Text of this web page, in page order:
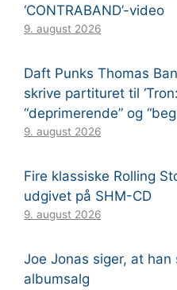
‘CONTRABAND’-video
9. august 2026
Daft Punks Thomas
skrive partituret til
“deprimerende” og
9. august 2026
Fire klassiske Rolling
udgivet på SHM-CD
9. august 2026
Joe Jonas siger, at
albumsalg